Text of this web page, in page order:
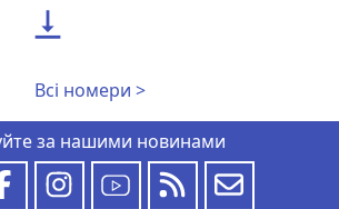

Всі номери >
за нашими новинами